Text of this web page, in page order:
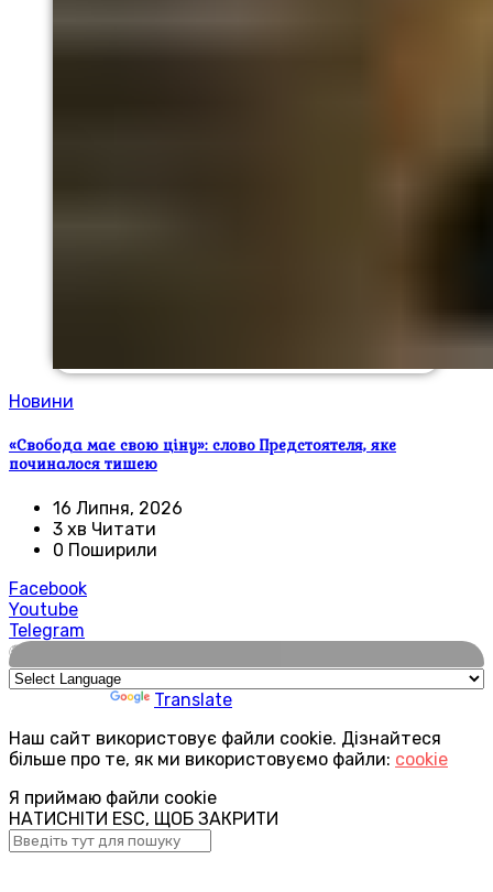
Новини
«Свобода має свою ціну»: слово Предстоятеля, яке
починалося тишею
16 Липня, 2026
3 хв Читати
0 Поширили
Facebook
Youtube
Telegram
🌍
Translate
Наш сайт використовує файли cookie. Дізнайтеся
більше про те, як ми використовуємо файли: cookie
Я приймаю файли cookie
НАТИСНІТИ ESC, ЩОБ ЗАКРИТИ